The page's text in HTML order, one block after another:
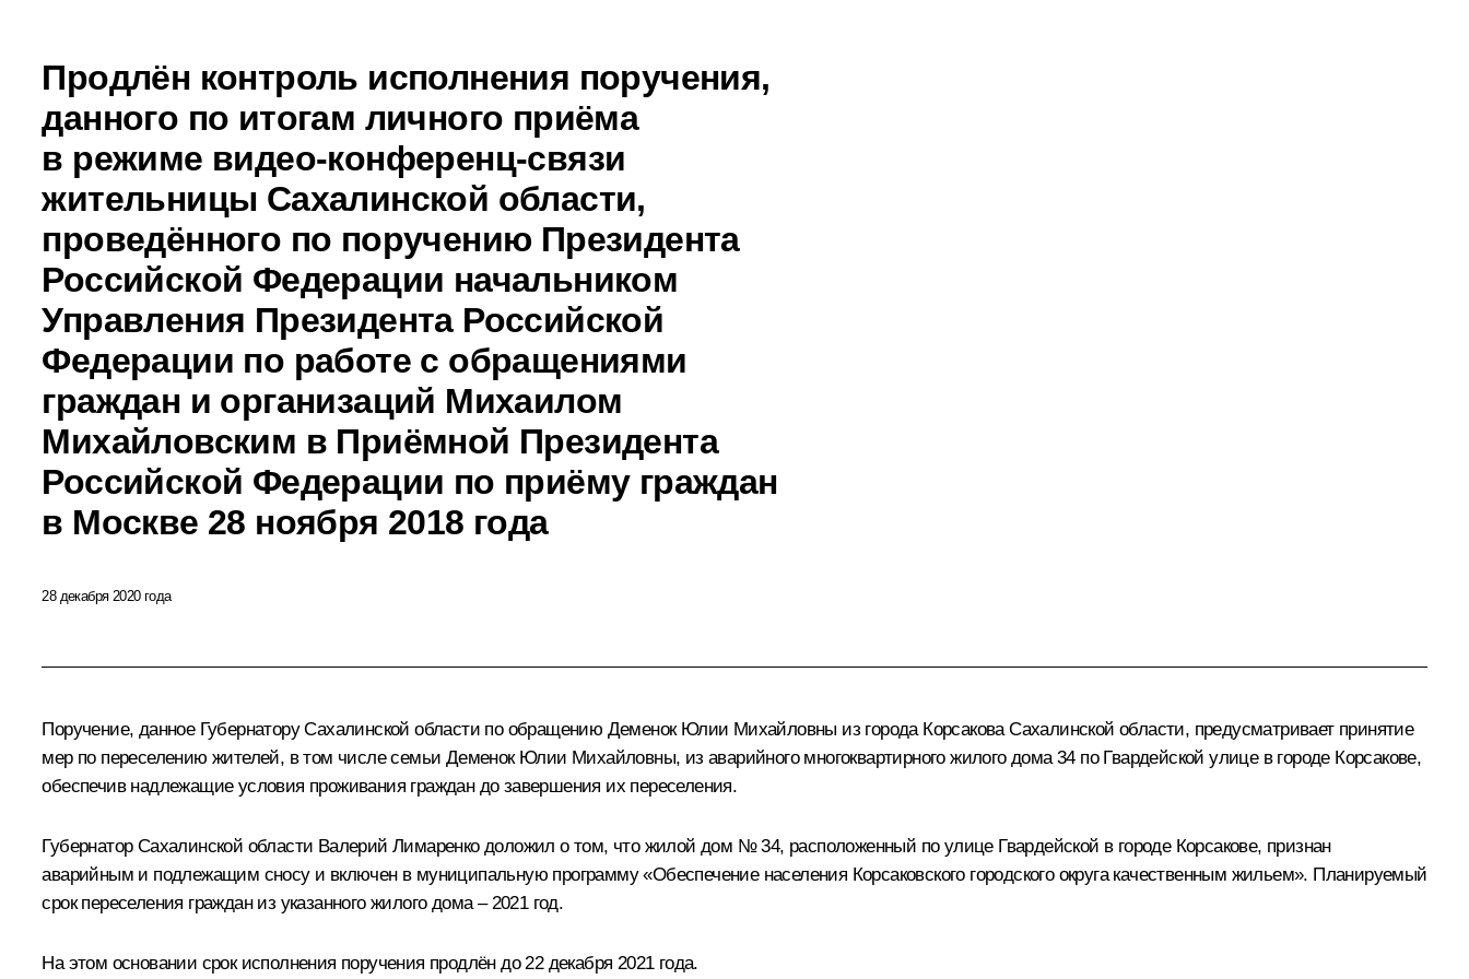
Продлён контроль исполнения поручения,
данного по итогам личного приёма
в режиме видео-конференц-связи
жительницы Сахалинской области,
проведённого по поручению Президента
Российской Федерации начальником
Управления Президента Российской
Федерации по работе с обращениями
граждан и организаций Михаилом
Михайловским в Приёмной Президента
Российской Федерации по приёму граждан
в Москве 28 ноября 2018 года
28 декабря 2020 года
Поручение, данное Губернатору Сахалинской области по обращению Деменок Юлии Михайловны из города Корсакова Сахалинской области, предусматривает принятие
мер по переселению жителей, в том числе семьи Деменок Юлии Михайловны, из аварийного многоквартирного жилого дома 34 по Гвардейской улице в городе Корсакове,
обеспечив надлежащие условия проживания граждан до завершения их переселения.
Губернатор Сахалинской области Валерий Лимаренко доложил о том, что жилой дом № 34, расположенный по улице Гвардейской в городе Корсакове, признан
аварийным и подлежащим сносу и включен в муниципальную программу «Обеспечение населения Корсаковского городского округа качественным жильем». Планируемый
срок переселения граждан из указанного жилого дома – 2021 год.
На этом основании срок исполнения поручения продлён до 22 декабря 2021 года.